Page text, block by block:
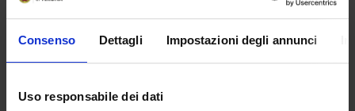
Consenso Dettagli Impostazioni degli annunci
Uso responsabile dei dati
VIDEOTECA "PIETRO
ROVEDA"
MOBILITÀ
INTERNAZIONALE